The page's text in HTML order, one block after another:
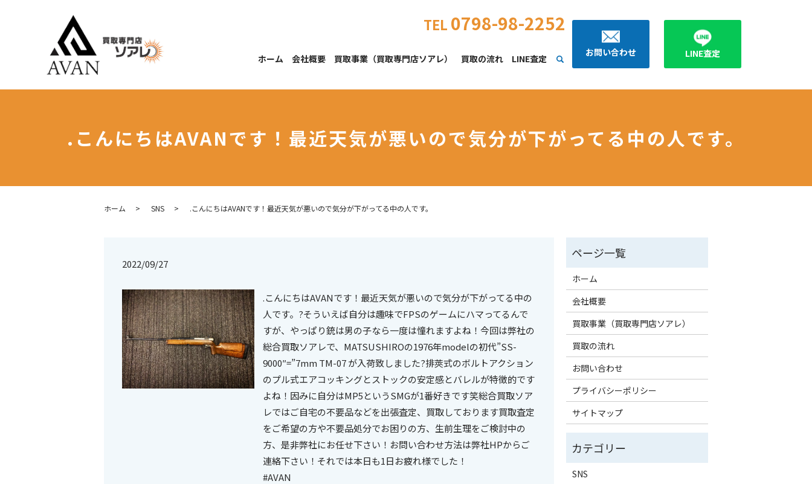
ホーム 会社概要 買取事業（買取専門店ソアレ） 買取の流れ LINE査定
TEL 0798-98-2252
お問い合わせ LINE査定
.こんにちはAVANです！最近天気が悪いので気分が下がってる中の人です。
ホーム SNS .こんにちはAVANです！最近天気が悪いので気分が下がってる中の人です。
2022/09/27
.こんにちはAVANです！最近天気が悪いので気分が下がってる中の
人です。?そういえば自分は趣味でFPSのゲームにハマってるんで
すが、やっぱり銃は男の子なら一度は憧れますよね！今回は弊社の
総合買取ソアレで、MATSUSHIROの1976年modelの初代”SS-
9000″=”7mm TM-07 が入荷致しました?排莢式のボルトアクション
のプル式エアコッキングとストックの安定感とバレルが特徴的です
よね！因みに自分はMP5というSMGが1番好きです笑総合買取ソア
レではご自宅の不要品などを出張査定、買取しております買取査定
をご希望の方や不要品処分でお困りの方、生前生理をご検討中の
方、是非弊社にお任せ下さい！お問い合わせ方法は弊社HPからご
連絡下さい！それでは本日も1日お疲れ様でした！
#AVAN
ホーム
会社概要
買取事業（買取専門店ソアレ）
買取の流れ
お問い合わせ
プライバシーポリシー
サイトマップ
SNS